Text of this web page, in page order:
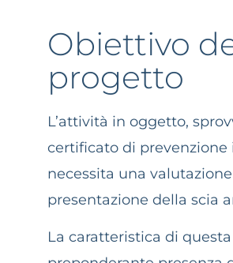
Obiettivo
progetto
L’attività in oggetto,
certificato di prevenzione
necessita una
presentazione della scia
La caratteristica di